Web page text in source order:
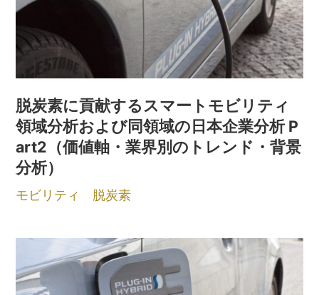
脱炭素に貢献するスマートモビリティ
領域分析および同領域の日本企業分析 P
art2（価値軸・業界別のトレンド・背景
分析）
モビリティ 脱炭素